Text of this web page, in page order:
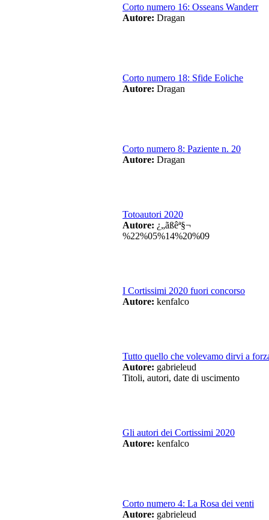
Corto numero 16: Osseans Wanderr
Autore: Dragan
Corto numero 18: Sfide Eoliche
Autore: Dragan
Corto numero 8: Paziente n. 20
Autore: Dragan
Totoautori 2020
Autore: ¿„ãßêª§¬
%22%05%14%20%09
I Cortissimi 2020 fuori concorso
Autore: kenfalco
Tutto quello che volevamo dirvi a
Autore: gabrieleud
Titoli, autori, date di uscimento
Gli autori dei Cortissimi 2020
Autore: kenfalco
Corto numero 4: La Rosa dei venti
Autore: gabrieleud